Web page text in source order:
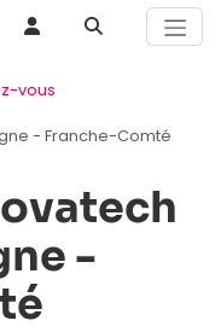
vous
- Franche-Comté
-